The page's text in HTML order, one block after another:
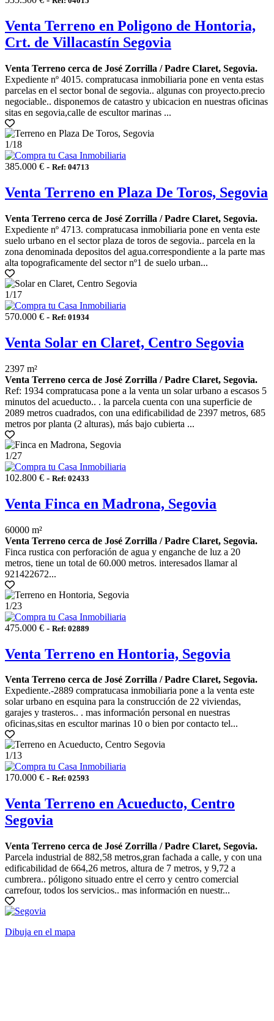
Venta Terreno en Poligono de Hontoria,
Crt. de Villacastín Segovia
Venta Terreno cerca de José Zorrilla / Padre Claret, Segovia.
Expediente nº 4015. compratucasa inmobiliaria pone en venta estas
parcelas en el sector bonal de segovia.. algunas con proyecto.precio
negociable.. disponemos de catastro y ubicacion en nuestras oficinas
sitas en segovia,calle de escultor marinas ...
1/18
385.000 € - Ref: 04713
Venta Terreno en Plaza De Toros, Segovia
Venta Terreno cerca de José Zorrilla / Padre Claret, Segovia.
Expediente nº 4713. compratucasa inmobiliaria pone en venta este
suelo urbano en el sector plaza de toros de segovia.. parcela en la
zona denominada depositos del agua.correspondiente a la parte mas
alta topograficamente del sector nº1 de suelo urban...
1/17
570.000 € - Ref: 01934
Venta Solar en Claret, Centro Segovia
2397 m²
Venta Terreno cerca de José Zorrilla / Padre Claret, Segovia.
Ref: 1934 compratucasa pone a la venta un solar urbano a escasos 5
minutos del acueducto.. . la parcela cuenta con una superficie de
2089 metros cuadrados, con una edificabilidad de 2397 metros, 685
metros por planta (2 alturas), más bajo cubierta ...
1/27
102.800 € - Ref: 02433
Venta Finca en Madrona, Segovia
60000 m²
Venta Terreno cerca de José Zorrilla / Padre Claret, Segovia.
Finca rustica con perforación de agua y enganche de luz a 20
metros, tiene un total de 60.000 metros. interesados llamar al
921422672...
1/23
475.000 € - Ref: 02889
Venta Terreno en Hontoria, Segovia
Venta Terreno cerca de José Zorrilla / Padre Claret, Segovia.
Expediente.-2889 compratucasa inmobiliaria pone a la venta este
solar urbano en esquina para la construcción de 22 viviendas,
garajes y trasteros.. . mas información personal en nuestras
oficinas,sitas en escultor marinas 10 o bien por contacto tel...
1/13
170.000 € - Ref: 02593
Venta Terreno en Acueducto, Centro
Segovia
Venta Terreno cerca de José Zorrilla / Padre Claret, Segovia.
Parcela industrial de 882,58 metros,gran fachada a calle, y con una
edificabilidad de 664,26 metros, altura de 7 metros, y 9,72 a
cumbrera.. póligono situado entre el cerro y centro comercial
carrefour, todos los servicios.. mas información en nuestr...
Dibuja en el mapa